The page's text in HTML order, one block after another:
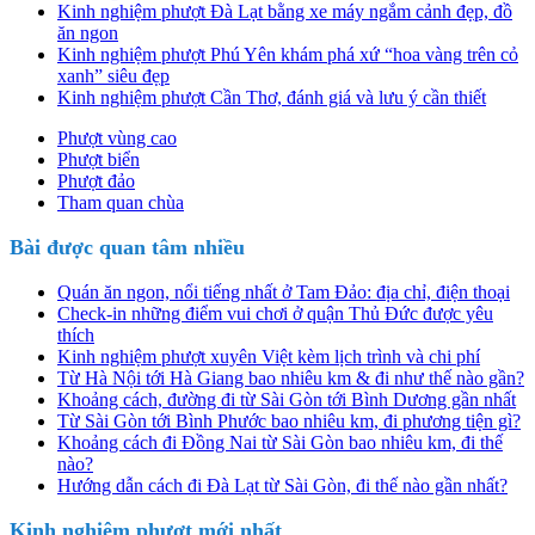
Kinh nghiệm phượt Đà Lạt bằng xe máy ngắm cảnh đẹp, đồ
ăn ngon
Kinh nghiệm phượt Phú Yên khám phá xứ “hoa vàng trên cỏ
xanh” siêu đẹp
Kinh nghiệm phượt Cần Thơ, đánh giá và lưu ý cần thiết
Phượt vùng cao
Phượt biển
Phượt đảo
Tham quan chùa
Bài được quan tâm nhiều
Quán ăn ngon, nổi tiếng nhất ở Tam Đảo: địa chỉ, điện thoại
Check-in những điểm vui chơi ở quận Thủ Đức được yêu
thích
Kinh nghiệm phượt xuyên Việt kèm lịch trình và chi phí
Từ Hà Nội tới Hà Giang bao nhiêu km & đi như thế nào gần?
Khoảng cách, đường đi từ Sài Gòn tới Bình Dương gần nhất
Từ Sài Gòn tới Bình Phước bao nhiêu km, đi phương tiện gì?
Khoảng cách đi Đồng Nai từ Sài Gòn bao nhiêu km, đi thế
nào?
Hướng dẫn cách đi Đà Lạt từ Sài Gòn, đi thế nào gần nhất?
Kinh nghiệm phượt mới nhất